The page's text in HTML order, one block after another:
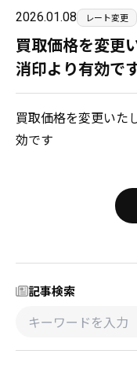
金券買取価格一覧
切手
株主優待券
商品券・ギフト券
レジャーチケット
金券購入TOP
切手
JAL・ANA航空券
株主優待券
商品券・ギフト券
レジャーチケット
ご利用ガイド
お客様の声
会社情報
店舗情報
お知らせ
記事検索
2026.01.08 レート変更
買取価格を変
消印より有効で
買取価格を変更い
効です